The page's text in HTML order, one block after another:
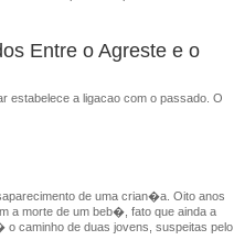
Entre o Agreste e o
estabelece a ligacao com o passado. O
de uma crian�a. Oito anos
a morte de um beb�, fato que ainda a
caminho de duas jovens, suspeitas pelo